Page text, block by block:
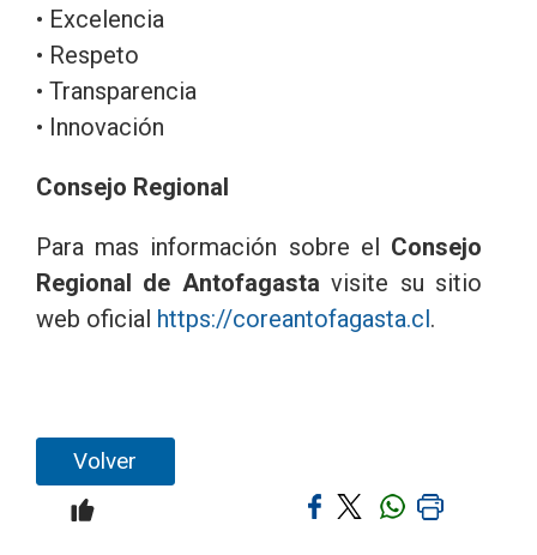
• Excelencia
• Respeto
• Transparencia
• Innovación
Consejo Regional
Para mas información sobre el Consejo
Regional de Antofagasta visite su sitio
web oficial https://coreantofagasta.cl.
Volver